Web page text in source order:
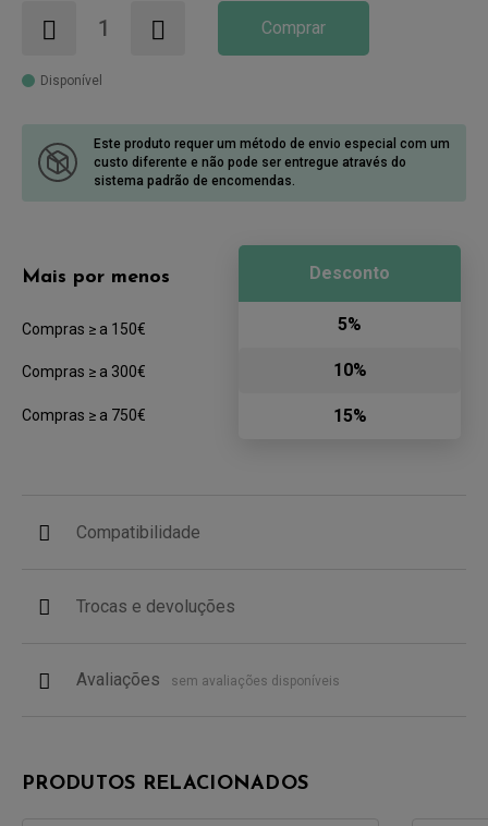
Comprar
Disponível
Este produto requer um método de envio especial com um
custo diferente e não pode ser entregue através do
sistema padrão de encomendas.
Mais por menos
Compras ≥ a 150€
Compras ≥ a 300€
Compras ≥ a 750€
Desconto
5%
10%
15%
Compatibilidade
Trocas e devoluções
Avaliações sem avaliações disponíveis
PRODUTOS RELACIONADOS